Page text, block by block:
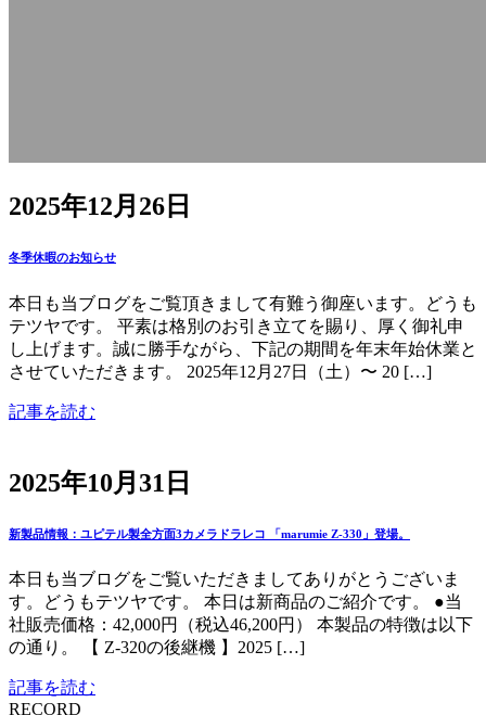
2025年12月26日
冬季休暇のお知らせ
本日も当ブログをご覧頂きまして有難う御座います。どうも
テツヤです。 平素は格別のお引き立てを賜り、厚く御礼申
し上げます。誠に勝手ながら、下記の期間を年末年始休業と
させていただきます。 2025年12月27日（土）〜 20 […]
記事を読む
2025年10月31日
新製品情報：ユピテル製全方面3カメラドラレコ 「marumie Z-330」登場。
本日も当ブログをご覧いただきましてありがとうございま
す。どうもテツヤです。 本日は新商品のご紹介です。 ●当
社販売価格：42,000円（税込46,200円） 本製品の特徴は以下
の通り。 【 Z-320の後継機 】2025 […]
記事を読む
RECORD